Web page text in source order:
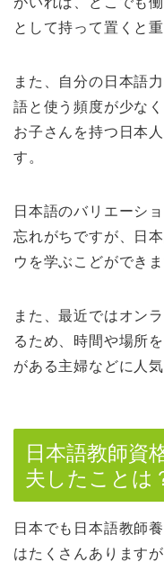
として持って置くと
また、自分の日本語
語と使う頻度が少な
お子さんを持つ日本
す。
日本語のバリエーシ
忘れがちですが、日
ウを学ぶこどができま
また、最近ではオン
るため、時間や場所
がある主婦などに人気
日本語教師資
夫したことは
日本でも日本語教師
はたくさんあります